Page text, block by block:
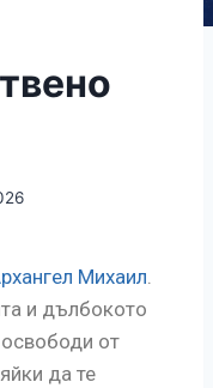
Михаил.
и дълбокото
от
да те